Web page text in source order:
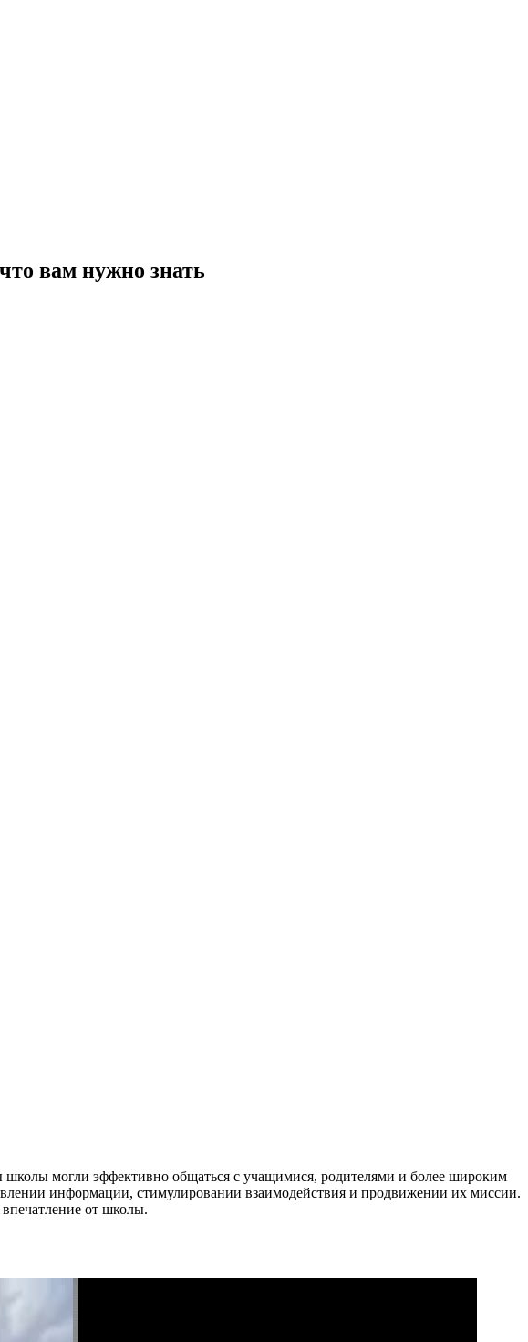
вам нужно знать
могли эффективно общаться с учащимися, родителями и более широким
информации, стимулировании взаимодействия и продвижении их миссии.
от школы.